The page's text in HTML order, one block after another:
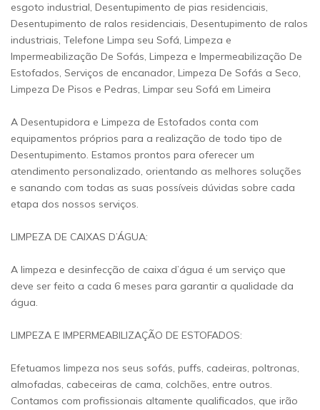
esgoto industrial, Desentupimento de pias residenciais,
Desentupimento de ralos residenciais, Desentupimento de ralos
industriais, Telefone Limpa seu Sofá, Limpeza e
Impermeabilização De Sofás, Limpeza e Impermeabilização De
Estofados, Serviços de encanador, Limpeza De Sofás a Seco,
Limpeza De Pisos e Pedras, Limpar seu Sofá em Limeira
A Desentupidora e Limpeza de Estofados conta com
equipamentos próprios para a realização de todo tipo de
Desentupimento. Estamos prontos para oferecer um
atendimento personalizado, orientando as melhores soluções
e sanando com todas as suas possíveis dúvidas sobre cada
etapa dos nossos serviços.
LIMPEZA DE CAIXAS D’ÁGUA:
A limpeza e desinfecção de caixa d’água é um serviço que
deve ser feito a cada 6 meses para garantir a qualidade da
água.
LIMPEZA E IMPERMEABILIZAÇÃO DE ESTOFADOS:
Efetuamos limpeza nos seus sofás, puffs, cadeiras, poltronas,
almofadas, cabeceiras de cama, colchões, entre outros.
Contamos com profissionais altamente qualificados, que irão